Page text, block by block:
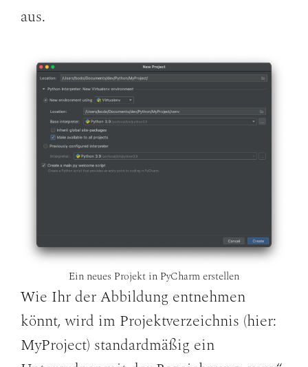
aus.
Ein neues Projekt in PyCharm erstellen
Wie Ihr der Abbildung entnehmen
könnt, wird im Projektverzeichnis (hier:
MyProject) standardmäßig ein